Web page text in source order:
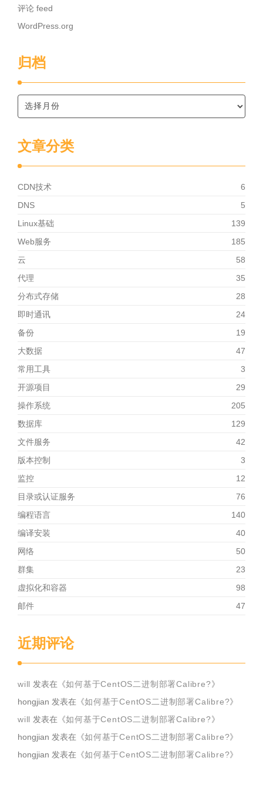
评论 feed
WordPress.org
归档
文章分类
CDN技术
6
DNS
5
Linux基础
139
Web服务
185
云
58
代理
35
分布式存储
28
即时通讯
24
备份
19
大数据
47
常用工具
3
开源项目
29
操作系统
205
数据库
129
文件服务
42
版本控制
3
监控
12
目录或认证服务
76
编程语言
140
编译安装
40
网络
50
群集
23
虚拟化和容器
98
邮件
47
近期评论
will 发表在《如何基于CentOS二进制部署Calibre?》
hongjian 发表在《如何基于CentOS二进制部署Calibre?》
will 发表在《如何基于CentOS二进制部署Calibre?》
hongjian 发表在《如何基于CentOS二进制部署Calibre?》
hongjian 发表在《如何基于CentOS二进制部署Calibre?》